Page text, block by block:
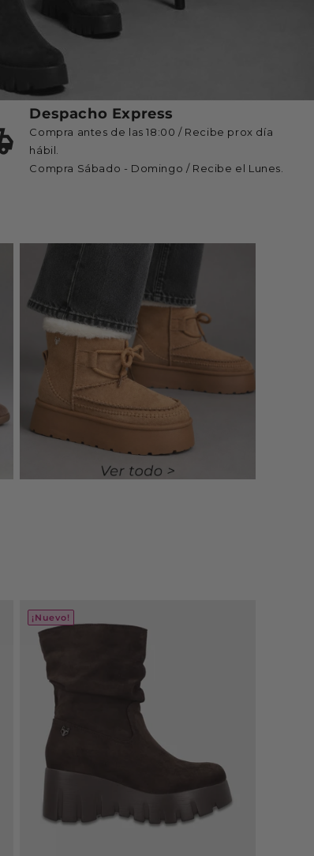
Despacho Express
Compra antes de las 18:00 / Recibe prox día
hábil.
Compra Sábado - Domingo / Recibe el Lunes.
¡Nuevo!